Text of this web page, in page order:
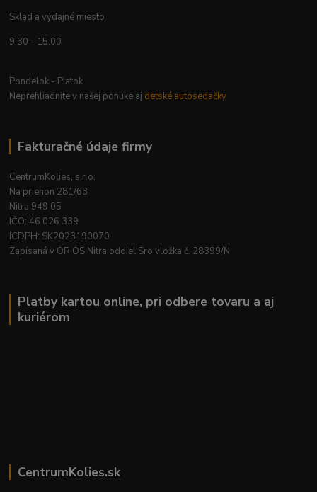
Sklad a výdajné miesto
9.30 - 15.00
Pondelok - Piatok
Neprehliadnite v našej ponuke aj detské autosedačky
Fakturačné údaje firmy
CentrumKolies, s.r.o.
Na priehon 281/63
Nitra 949 05
IČO: 46 026 339
ICDPH: SK2023190070
Zapísaná v OR OS Nitra oddiel Sro vložka č. 28399/N
Platby kartou online, pri odbere tovaru a aj
kuriérom
CentrumKolies.sk